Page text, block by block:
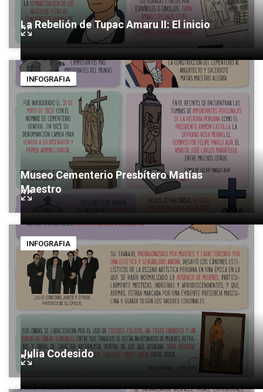
La Rebelión de Tupac Amaru II: El inicio
INFOGRAFIA
Museo Cementerio Presbítero Matías
Maestro
INFOGRAFIA
Julia Codesido